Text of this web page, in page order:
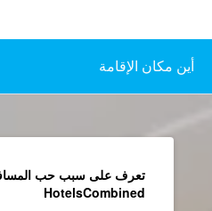
أين مكان الإقامة
تعرف على سبب حب
HotelsCombined